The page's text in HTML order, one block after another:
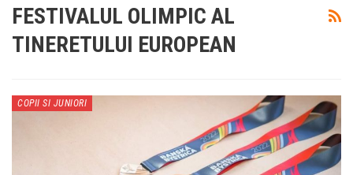
FESTIVALUL OLIMPIC AL
TINERETULUI EUROPEAN
COPII SI JUNIORI